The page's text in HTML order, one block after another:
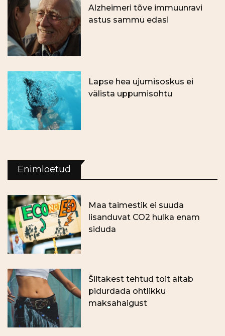
Alzheimeri tõve immuunravi
astus sammu edasi
Lapse hea ujumisoskus ei
välista uppumisohtu
Enimloetud
Maa taimestik ei suuda
lisanduvat CO2 hulka enam
siduda
Šiitakest tehtud toit aitab
pidurdada ohtlikku
maksahaigust